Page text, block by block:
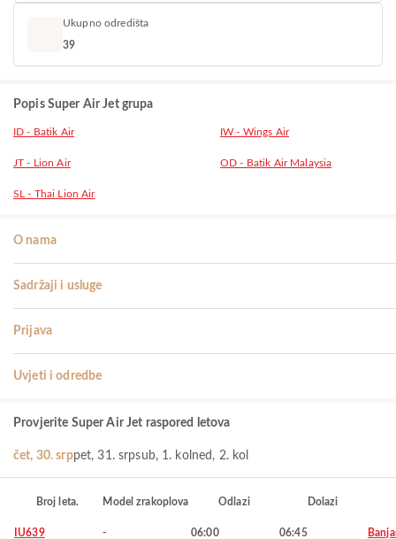
Ukupno odredišta
39
Popis Super Air Jet grupa
ID - Batik Air IW - Wings Air
JT - Lion Air OD - Batik Air Malaysia
SL - Thai Lion Air
O nama
Sadržaji i usluge
Prijava
Uvjeti i odredbe
Provjerite Super Air Jet raspored letova
čet, 30. srppet, 31. srpsub, 1. kol ned, 2. kol
Broj leta. Model zrakoplova Odlazi Dolazi
IU639 - 06:00 06:45